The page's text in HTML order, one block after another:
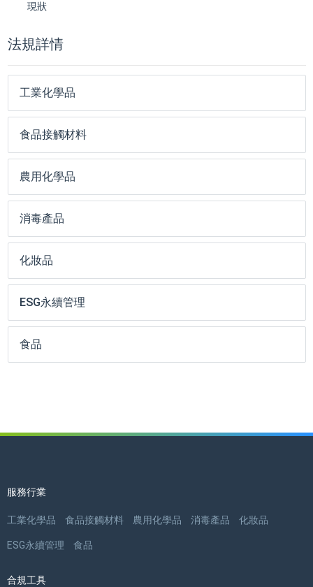
現狀
法規詳情
工業化學品
食品接觸材料
農用化學品
消毒產品
化妝品
ESG永續管理
食品
服務行業
工業化學品 食品接觸材料 農用化學品 消毒產品 化妝品
ESG永續管理 食品
合規工具